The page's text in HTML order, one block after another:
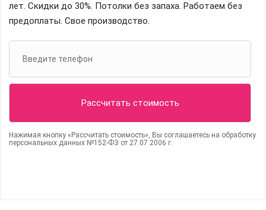
лет. Скидки до 30%. Потолки без запаха. Работаем без
предоплаты. Свое производство.
Нажимая кнопку «Рассчитать стоимость», Вы соглашаетесь на обработку
персональных данных №152-ФЗ от 27.07.2006 г.